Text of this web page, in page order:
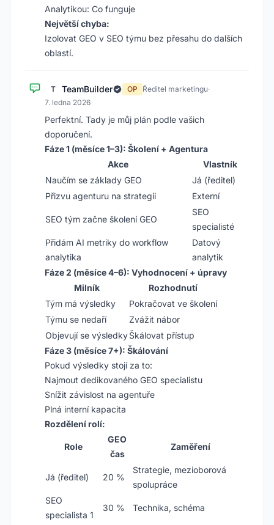
Analytikou: Co funguje
Největší chyba:
Izolovat GEO v SEO týmu bez přesahu do dalších
oblastí.
T TeamBuilder OP Ředitel marketingu·
7. ledna 2026
Perfektní. Tady je můj plán podle vašich
doporučení.
Fáze 1 (měsíce 1–3): Školení + Agentura
Akce
Vlastník
Naučím se základy GEO
Já (ředitel)
Přizvu agenturu na strategii
Externí
SEO tým začne školení GEO
SEO
specialisté
Přidám AI metriky do workflow
analytika
Datový
analytik
Fáze 2 (měsíce 4–6): Vyhodnocení + úpravy
Milník
Rozhodnutí
Tým má výsledky
Pokračovat ve školení
Týmu se nedaří
Zvážit nábor
Objevují se výsledkyŠkálovat přístup
Fáze 3 (měsíce 7+): Škálování
Pokud výsledky stojí za to:
Najmout dedikovaného GEO specialistu
Snížit závislost na agentuře
Plná interní kapacita
Rozdělení rolí:
Role
GEO
čas
Zaměření
Já (ředitel) 20 %
Strategie, mezioborová
spolupráce
SEO
specialista 1
30 % Technika, schéma